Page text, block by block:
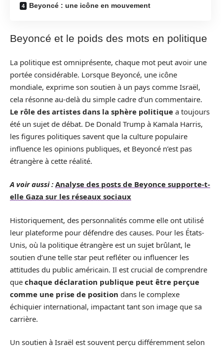
Beyoncé : une icône en mouvement
Beyoncé et le poids des mots en politique
La politique est omniprésente, chaque mot peut avoir une
portée considérable. Lorsque Beyoncé, une icône
mondiale, exprime son soutien à un pays comme Israël,
cela résonne au-delà du simple cadre d’un commentaire.
Le rôle des artistes dans la sphère politique a toujours
été un sujet de débat. De Donald Trump à Kamala Harris,
les figures politiques savent que la culture populaire
influence les opinions publiques, et Beyoncé n’est pas
étrangère à cette réalité.
A voir aussi : Analyse des posts de Beyonce supporte-t-
elle Gaza sur les réseaux sociaux
Historiquement, des personnalités comme elle ont utilisé
leur plateforme pour défendre des causes. Pour les États-
Unis, où la politique étrangère est un sujet brûlant, le
soutien d’une telle star peut refléter ou influencer les
attitudes du public américain. Il est crucial de comprendre
que chaque déclaration publique peut être perçue
comme une prise de position dans le complexe
échiquier international, impactant tant son image que sa
carrière.
Un soutien à Israël est souvent perçu différemment selon